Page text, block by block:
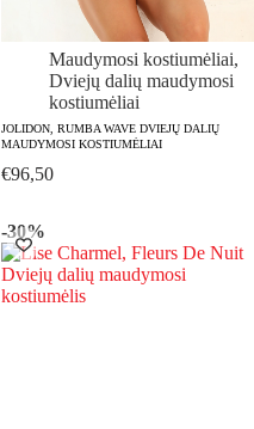
Maudymosi kostiumėliai,
Dviejų dalių maudymosi
kostiumėliai
JOLIDON, RUMBA WAVE DVIEJŲ DALIŲ
MAUDYMOSI KOSTIUMĖLIAI
€96,50
-30%